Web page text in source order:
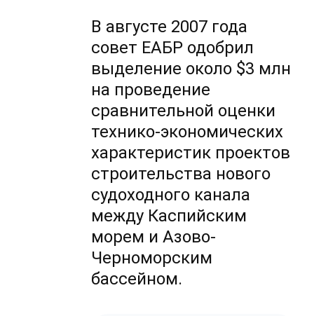
В августе 2007 года
совет ЕАБР одобрил
выделение около $3 млн
на проведение
сравнительной оценки
технико-экономических
характеристик проектов
строительства нового
судоходного канала
между Каспийским
морем и Азово-
Черноморским
бассейном.